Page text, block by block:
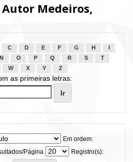
Medeiros,
C D E F G H
N O P Q R S
T
W X Y Z
as primeiras letras:
Em ordem:
Página
Registro(s):